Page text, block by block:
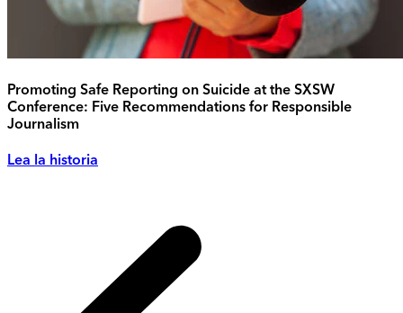
Promoting Safe Reporting on Suicide at the SXSW
Conference: Five Recommendations for Responsible
Journalism
Lea la historia